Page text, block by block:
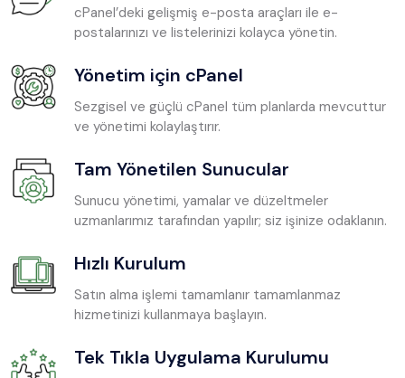
cPanel’deki gelişmiş e-posta araçları ile e-
postalarınızı ve listelerinizi kolayca yönetin.
Yönetim için cPanel
Sezgisel ve güçlü cPanel tüm planlarda mevcuttur
ve yönetimi kolaylaştırır.
Tam Yönetilen Sunucular
Sunucu yönetimi, yamalar ve düzeltmeler
uzmanlarımız tarafından yapılır; siz işinize odaklanın.
Hızlı Kurulum
Satın alma işlemi tamamlanır tamamlanmaz
hizmetinizi kullanmaya başlayın.
Tek Tıkla Uygulama Kurulumu